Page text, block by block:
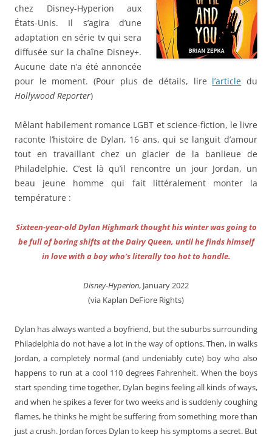
chez Disney-Hyperion aux
États-Unis. Il s’agira d’une
adaptation en série tv qui sera
diffusée sur la chaîne Disney+.
Aucune date n’a été annoncée
pour le moment. (Pour plus de détails, lire l’article du
Hollywood Reporter)
Mêlant habilement romance LGBT et science-fiction, le livre
raconte l’histoire de Dylan, 16 ans, qui se languit d’amour
tout en travaillant chez un glacier de la banlieue de
Philadelphie. C’est là qu’il rencontre un jour Jordan, un
beau jeune homme qui fait littéralement monter la
température :
Sixteen-year-old Dylan Highmark thought his winter was going to
be full of boring shifts at the Dairy Queen, until he finds himself
in love with a boy who’s literally too hot to handle.
Disney-Hyperion, January 2022
(via Kaplan DeFiore Rights)
Dylan has always wanted a boyfriend, but the suburbs surrounding
Philadelphia do not have a lot in the way of options. Then, in walks
Jordan, a completely normal (and undeniably cute) boy who also
happens to run at a cool 110 degrees Fahrenheit. When the boys
start spending time together, Dylan begins feeling all kinds of ways,
and when he spikes a fever for two weeks and is suddenly coughing
flames, he thinks he might be suffering from something more than
just a crush. Jordan forces Dylan to keep his symptoms a secret. But